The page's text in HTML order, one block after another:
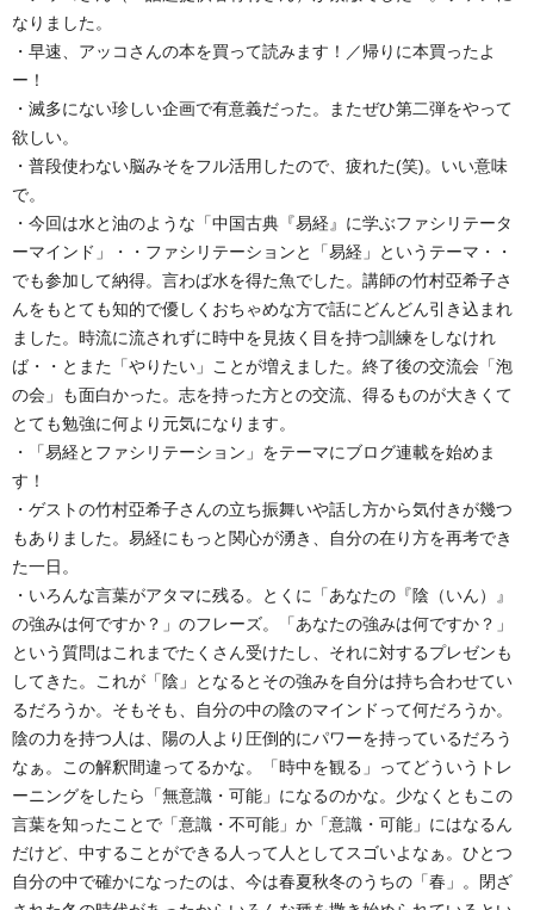
なりました。
・早速、アッコさんの本を買って読みます！／帰りに本買ったよ
ー！
・滅多にない珍しい企画で有意義だった。またぜひ第二弾をやって
欲しい。
・普段使わない脳みそをフル活用したので、疲れた(笑)。いい意味
で。
・今回は水と油のような「中国古典『易経』に学ぶファシリテータ
ーマインド」・・ファシリテーションと「易経」というテーマ・・
でも参加して納得。言わば水を得た魚でした。講師の竹村亞希子さ
んをもとても知的で優しくおちゃめな方で話にどんどん引き込まれ
ました。時流に流されずに時中を見抜く目を持つ訓練をしなけれ
ば・・とまた「やりたい」ことが増えました。終了後の交流会「泡
の会」も面白かった。志を持った方との交流、得るものが大きくて
とても勉強に何より元気になります。
・「易経とファシリテーション」をテーマにブログ連載を始めま
す！
・ゲストの竹村亞希子さんの立ち振舞いや話し方から気付きが幾つ
もありました。易経にもっと関心が湧き、自分の在り方を再考でき
た一日。
・いろんな言葉がアタマに残る。とくに「あなたの『陰（いん）』
の強みは何ですか？」のフレーズ。「あなたの強みは何ですか？」
という質問はこれまでたくさん受けたし、それに対するプレゼンも
してきた。これが「陰」となるとその強みを自分は持ち合わせてい
るだろうか。そもそも、自分の中の陰のマインドって何だろうか。
陰の力を持つ人は、陽の人より圧倒的にパワーを持っているだろう
なぁ。この解釈間違ってるかな。「時中を観る」ってどういうトレ
ーニングをしたら「無意識・可能」になるのかな。少なくともこの
言葉を知ったことで「意識・不可能」か「意識・可能」にはなるん
だけど、中することができる人って人としてスゴいよなぁ。ひとつ
自分の中で確かになったのは、今は春夏秋冬のうちの「春」。閉ざ